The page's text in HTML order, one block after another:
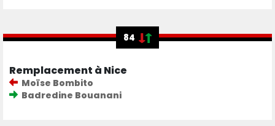
84
Remplacement à Nice
Moïse Bombito
Badredine Bouanani